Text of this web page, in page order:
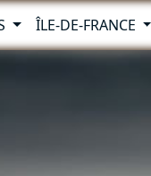
ÎLE-DE-FRANCE